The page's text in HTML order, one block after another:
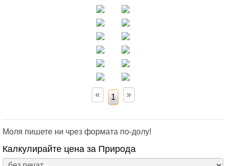
Моля пишете ни чрез формата по-долу!
Калкулирайте цена за Природа